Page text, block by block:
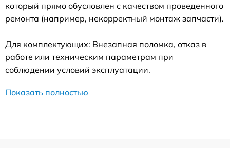
который прямо обусловлен с качеством проведенного
ремонта (например, некорректный монтаж запчасти).
Для комплектующих: Внезапная поломка, отказ в
работе или техническим параметрам при
соблюдении условий эксплуатации.
Показать полностью